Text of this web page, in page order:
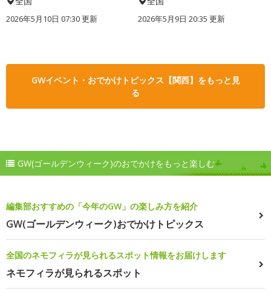
2026年5月10日 07:30 更新 2026年5月9日 20:35 更新
GWイベント・おでかけトピックス【関西】をもっと見
る
GW(ゴールデンウィーク)のおでかけをもっと楽しむ
編集部おすすめの「今年のGW」の楽しみ方を紹介
GW(ゴールデンウィーク)おでかけトピックス
全国のネモフィラが見られるスポット情報をお届けします
ネモフィラが見られるスポット